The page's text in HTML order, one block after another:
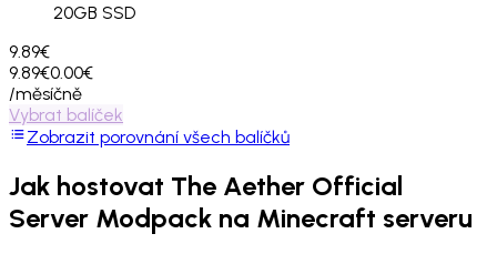
20GB SSD
9.89€
9.89€0.00€
/měsíčně
Vybrat balíček
Zobrazit porovnání všech balíčků
Jak hostovat The Aether Official
Server Modpack na Minecraft serveru